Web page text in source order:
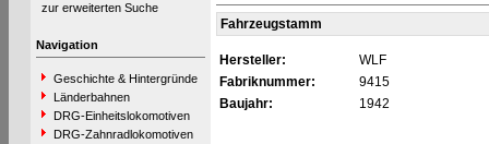
zur erweiterten Suche
Navigation
Geschichte & Hintergründe
Länderbahnen
DRG-Einheitslokomotiven
DRG-Zahnradlokomotiven
Fahrzeugstamm
Hersteller:
WLF
Fabriknummer:
9415
Baujahr:
1942